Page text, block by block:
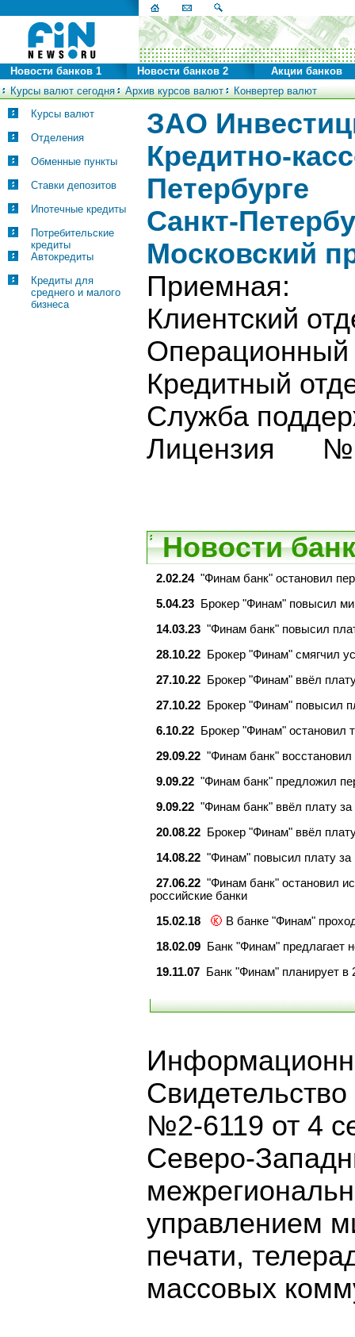
Курсы валют сегодня Архив курсов валют Конвертер валют
Новости банков 1 Новости банков 2 Акции банков
Курсы валют
Отделения
Обменные пункты
Ставки депозитов
Ипотечные кредиты
Потребительские
кредиты
Автокредиты
Кредиты для
среднего и малого
бизнеса
ЗАО
Кредитно-
Петербурге
Санкт-
Московский
Приемная:
Клиентский
Кредитный
Служба
Лицензия №
Новости
2.02.24 "Финам банк" остановил
5.04.23
Брокер "Финам" повысил
14.03.23 "Финам банк" повысил
28.10.22
Брокер "Финам" смягчил
27.10.22
Брокер "Финам" ввёл
27.10.22
Брокер "Финам" повысил
6.10.22
Брокер "Финам" остановил
29.09.22 "Финам банк"
9.09.22 "Финам банк" предложил
9.09.22 "Финам банк" ввёл плату за
20.08.22
Брокер "Финам" ввёл
14.08.22 "Финам" повысил плату
27.06.22 "Финам банк" остановил
российские банки
15.02.18
В банке "Финам"
18.02.09
Банк "Финам" предлагает
19.11.07
Банк "Финам" планирует в
№2-6119 от 4
Северо-
управлением
печати,
массовых